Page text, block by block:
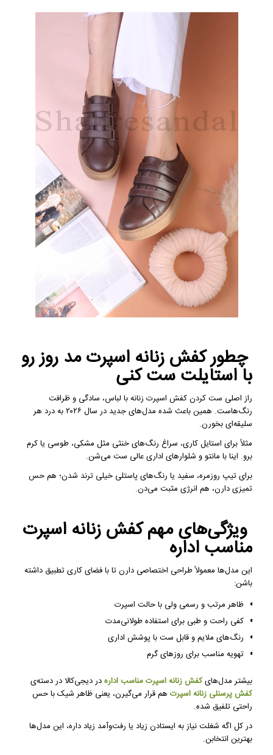
چطور کفش زنانه اسپرت مد روز رو
با استایلت ست کنی
راز اصلی ست کردن کفش اسپرت زنانه با لباس، سادگی و ظرافت
رنگ‌هاست. همین باعث شده مدل‌های جدید در سال ۲۰۲۶ به درد هر
سلیقه‌ای بخورن.
مثلاً برای استایل کاری، سراغ رنگ‌های خنثی مثل مشکی، طوسی یا کرم
برو. اینا با مانتو و شلوارهای اداری عالی ست می‌شن.
برای تیپ روزمره، سفید یا رنگ‌های پاستلی خیلی ترند شدن؛ هم حس
تمیزی دارن، هم انرژی مثبت می‌دن.
ویژگی‌های مهم کفش زنانه اسپرت
مناسب اداره
این مدل‌ها معمولاً طراحی اختصاصی دارن تا با فضای کاری تطبیق داشته
باشن:
ظاهر مرتب و رسمی ولی با حالت اسپرت
کفی راحت و طبی برای استفاده طولانی‌مدت
رنگ‌های ملایم و قابل ست با پوشش اداری
تهویه مناسب برای روزهای گرم
بیشتر مدل‌هایکفش زنانه اسپرت مناسب ادارهدر دیجی‌کالا در دسته‌ی
کفش پرسنلی زنانه اسپرتهم قرار می‌گیرن، یعنی ظاهر شیک با حس
راحتی تلفیق شده.
در کل اگه شغلت نیاز به ایستادن زیاد یا رفت‌وآمد زیاد داره، این مدل‌ها
بهترین انتخابن.